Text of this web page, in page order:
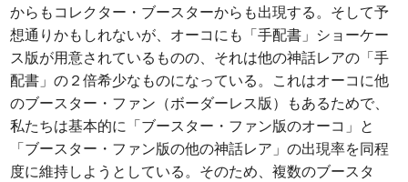
からもコレクター・ブースターからも出現する。そして予
想通りかもしれないが、オーコにも「手配書」ショーケー
ス版が用意されているものの、それは他の神話レアの「手
配書」の２倍希少なものになっている。これはオーコに他
のブースター・ファン（ボーダーレス版）もあるためで、
私たちは基本的に「ブースター・ファン版のオーコ」と
「ブースター・ファン版の他の神話レア」の出現率を同程
度に維持しようとしている。そのため、複数のブースタ